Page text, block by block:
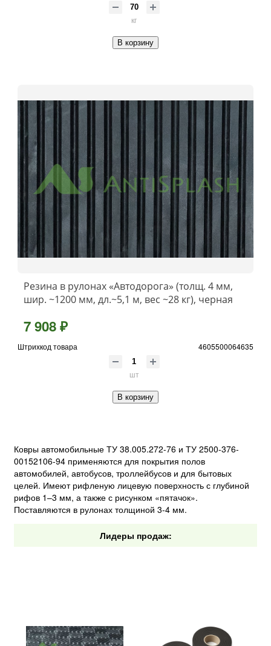
кг
В корзину
Резина в рулонах «Автодорога» (толщ. 4 мм,
шир. ~1200 мм, дл.~5,1 м, вес ~28 кг), черная
7 908 ₽
Штрихкод товара 4605500064635
шт
В корзину
Ковры автомобильные ТУ 38.005.272-76 и ТУ 2500-376-
00152106-94 применяются для покрытия полов
автомобилей, автобусов, троллейбусов и для бытовых
целей. Имеют рифленую лицевую поверхность с глубиной
рифов 1–3 мм, а также с рисунком «пятачок».
Поставляются в рулонах толщиной 3-4 мм.
Лидеры продаж: